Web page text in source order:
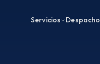
Servicios Despacho